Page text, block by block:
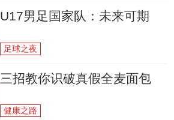
U17男足国家队：未来可期
足球之夜
三招教你识破真假全麦面包
健康之路